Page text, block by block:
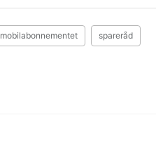
mobilabonnementet spareråd